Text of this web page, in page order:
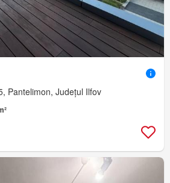
Pantelimon, Județul Ilfov